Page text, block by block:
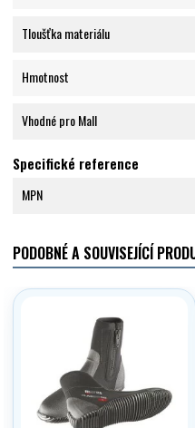
Tloušťka materiálu
Hmotnost
Vhodné pro Mall
Specifické reference
MPN
PODOBNÉ A SOUVISEJÍCÍ